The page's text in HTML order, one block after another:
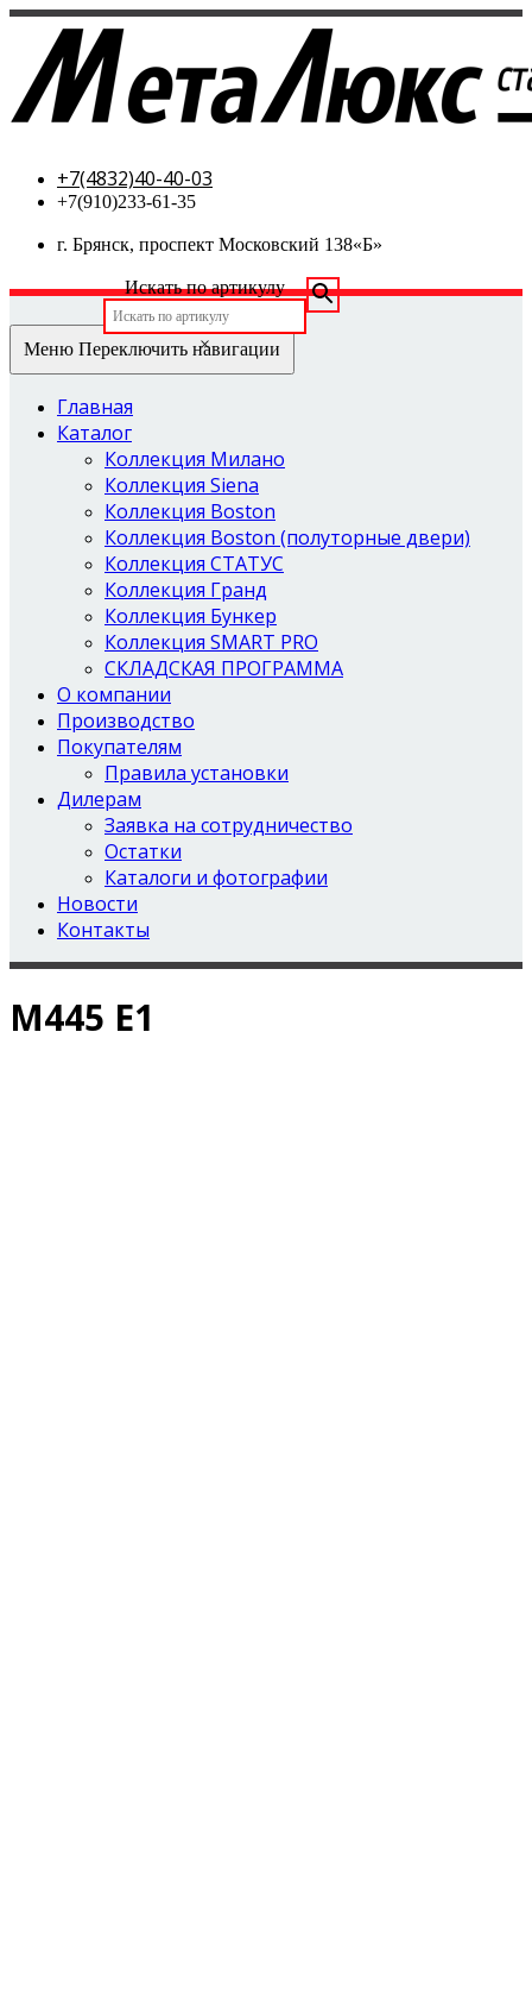
+7(4832)40-40-03
+7(910)233-61-35
г. Брянск, проспект Московский 138«Б»
Искать по артикулу
×
Меню Переключить навигации
Главная
Каталог
Коллекция Милано
Коллекция Siena
Коллекция Boston
Коллекция Boston (полуторные двери)
Коллекция СТАТУС
Коллекция Гранд
Коллекция Бункер
Коллекция SMART PRO
СКЛАДСКАЯ ПРОГРАММА
О компании
Производство
Покупателям
Правила установки
Дилерам
Заявка на сотрудничество
Остатки
Каталоги и фотографии
Новости
Контакты
M445 Е1